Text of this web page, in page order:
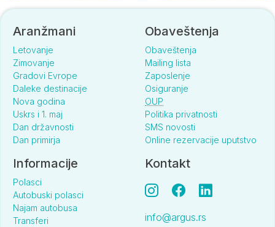
Aranžmani
Letovanje
Zimovanje
Gradovi Evrope
Daleke destinacije
Nova godina
Uskrs i 1. maj
Dan državnosti
Dan primirja
Obaveštenja
Obaveštenja
Mailing lista
Zaposlenje
Osiguranje
OUP
Politika privatnosti
SMS novosti
Online rezervacije uputstvo
Informacije
Polasci
Autobuski polasci
Najam autobusa
Transferi
Kontakt
info@argus.rs